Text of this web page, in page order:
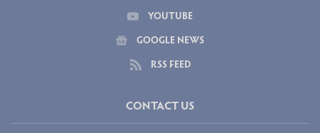
YOUTUBE
GOOGLE NEWS
RSS FEED
CONTACT US